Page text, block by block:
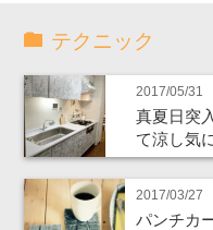
テクニック
2017/05/31
真夏日突
て涼し気
2017/03/27
パンチカ